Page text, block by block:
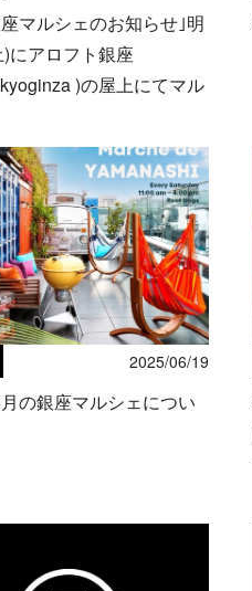
マルシェのお知らせ｣明
にアロフト銀座
)の屋上にてマル
2025/06/19
の銀座マルシェについ